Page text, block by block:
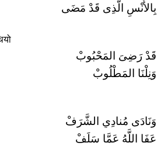
بِالأُنْسِ الَّذِى قَدْ مَضَى
قَدْ رَضِىَ المَحْبُوبْ
وَنِلْنَا المَطْلُوبْ
وَنَادَى مُنادِي الشَّرَفْ
عَفَا اللَّهُ عَمَّا سَلَفْ